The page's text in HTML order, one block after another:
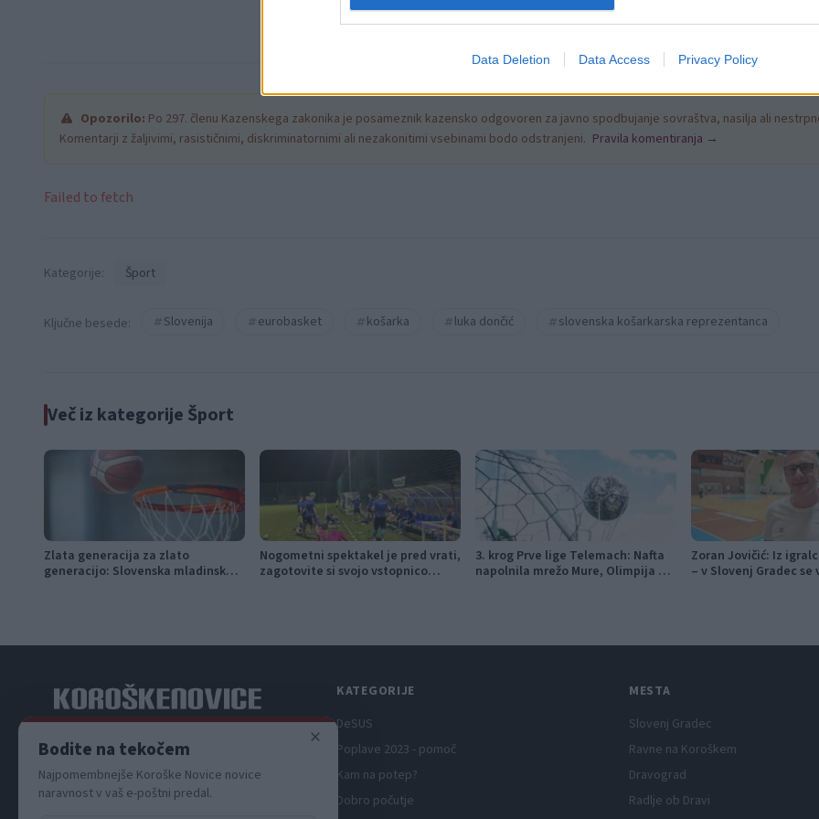
Data Deletion Data Access Privacy Policy
Opozorilo: Po 297. členu Kazenskega zakonika je posameznik kazensko odgovoren za javno spodbujanje sovraštva, nasilja ali
Komentarji z žaljivimi, rasističnimi, diskriminatornimi ali nezakonitimi vsebinami bodo odstranjeni. Pravila komentiranja →
Failed to fetch
Kategorije: Šport
Ključne besede: Slovenija eurobasket košarka luka dončić slovenska košarkarska reprezentanca
Več iz kategorije Šport
Zlata generacija za zlato
generacijo: Slovenska mladinska
Nogometni spektakel je pred vrati,
zagotovite si svojo vstopnico
3. krog Prve lige Telemach: Nafta
napolnila mrežo Mure, Olimpija v
Zoran Jovičić: Iz
– v Slovenj Gradec se
KATEGORIJE
DeSUS
Poplave 2023 - pomoč
Kam na potep?
Dobro počutje
MESTA
Slovenj Gradec
Ravne na Koroškem
Dravograd
Radlje ob Dravi
×
Bodite na tekočem
Najpomembnejše Koroške Novice novice
naravnost v vaš e-poštni predal.